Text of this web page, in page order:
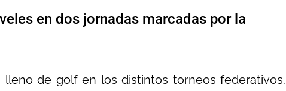
en dos jornadas marcadas por la
de golf en los distintos torneos federativos.